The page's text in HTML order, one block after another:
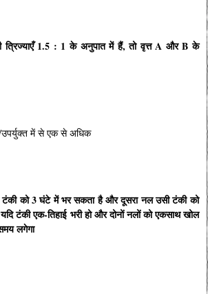
त्रिज्याएँ 1.5 : 1 के अनुपात में हैं, तो वृत्त A और B के
उपर्युक्त में से एक से अधिक
टंकी को 3 घंटे में भर सकता है और दूसरा नल उसी टंकी को
टंकी एक-तिहाई भरी हो और दोनों नलों को एकसाथ खोल
लगेगा